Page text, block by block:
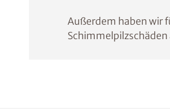
Außerdem haben wir